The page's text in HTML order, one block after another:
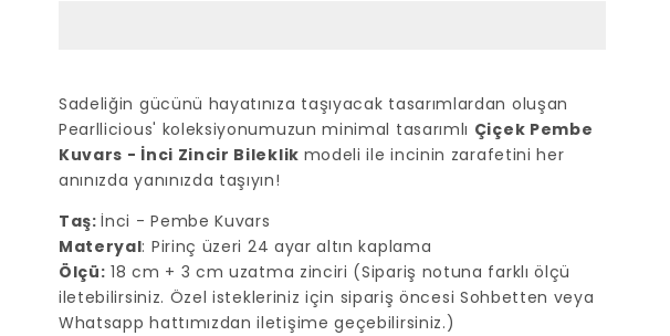
adedi
azaltın
adedi
artırın
Sadeliğin gücünü hayatınıza taşıyacak tasarımlardan oluşan
Pearllicious' koleksiyonumuzun minimal tasarımlı Çiçek Pembe
Kuvars - İnci Zincir Bileklik modeli ile incinin zarafetini her
anınızda yanınızda taşıyın!
Taş:İnci - Pembe Kuvars
Materyal: Pirinç üzeri 24 ayar altın kaplama
Ölçü: 18 cm + 3 cm uzatma zinciri (Sipariş notuna farklı ölçü
iletebilirsiniz. Özel istekleriniz için sipariş öncesi Sohbetten veya
Whatsapp hattımızdan iletişime geçebilirsiniz.)